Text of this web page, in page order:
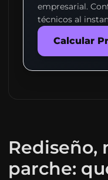
empresarial.
técnicos al
Calcular
Rediseño,
parche: